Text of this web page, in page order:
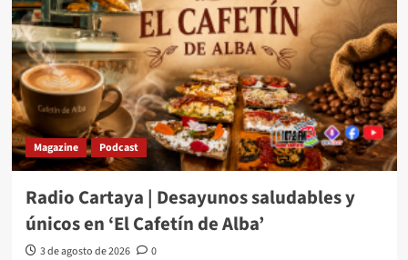
Magazine Podcast
Radio Cartaya | Desayunos saludables y
únicos en ‘El Cafetín de Alba’
3 de agosto de 2026 0